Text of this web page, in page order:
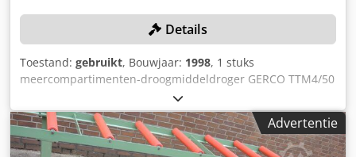
Details
Toestand: gebruikt, Bouwjaar: 1998, 1 stuks
meercompartimenten-droogmiddeldroger GERCO TTM4/50
Kleur: zoals afgebeeld, overeenkomstig de foto's en na
bezichtiging Bouwjaar: 1998 Dcedjzqci Topfx Ah Ijk Staat:
gebruikt
Advertentie